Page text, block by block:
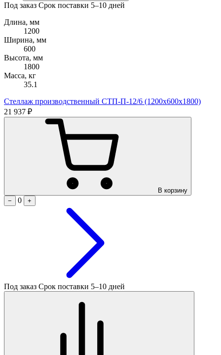
Под заказ Срок поставки 5–10 дней
Длина, мм
1200
Ширина, мм
600
Высота, мм
1800
Масса, кг
35.1
Стеллаж производственный СТП-П-12/6 (1200х600х1800)
21 937 ₽
В корзину
−
0 +
Под заказ Срок поставки 5–10 дней